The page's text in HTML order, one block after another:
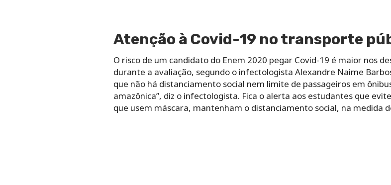
Atenção à Covid-19 no transporte
O risco de um candidato do Enem 2020 pegar Covid-19 é maior nos
durante a avaliação, segundo o infectologista Alexandre Naime
que não há distanciamento social nem limite de passageiros em
amazônica”, diz o infectologista. Fica o alerta aos estudantes que
que usem máscara, mantenham o distanciamento social, na medida